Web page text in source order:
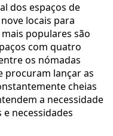
dos espaços de
locais para
populares são
com quatro
os nómadas
procuram lançar as
cheias
a necessidade
necessidades